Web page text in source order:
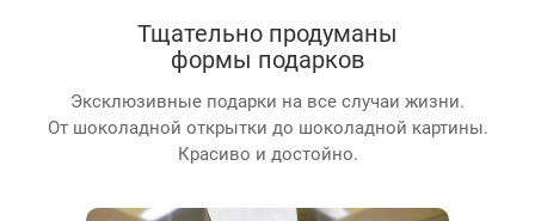
Тщательно продуманы
формы подарков
Эксклюзивные подарки на все случаи жизни.
От шоколадной открытки до шоколадной картины.
Красиво и достойно.